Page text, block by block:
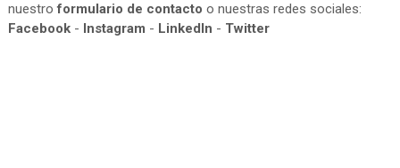
nuestroformulario de contacto o nuestras redes sociales:
Facebook- Instagram - LinkedIn - Twitter